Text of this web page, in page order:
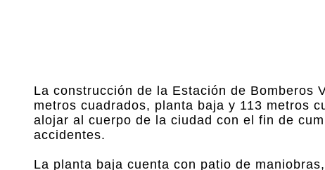
La construcción de la Estación de Bomberos
metros cuadrados, planta baja y 113 metros
alojar al cuerpo de la ciudad con el fin de
accidentes.
La planta baja cuenta con patio de